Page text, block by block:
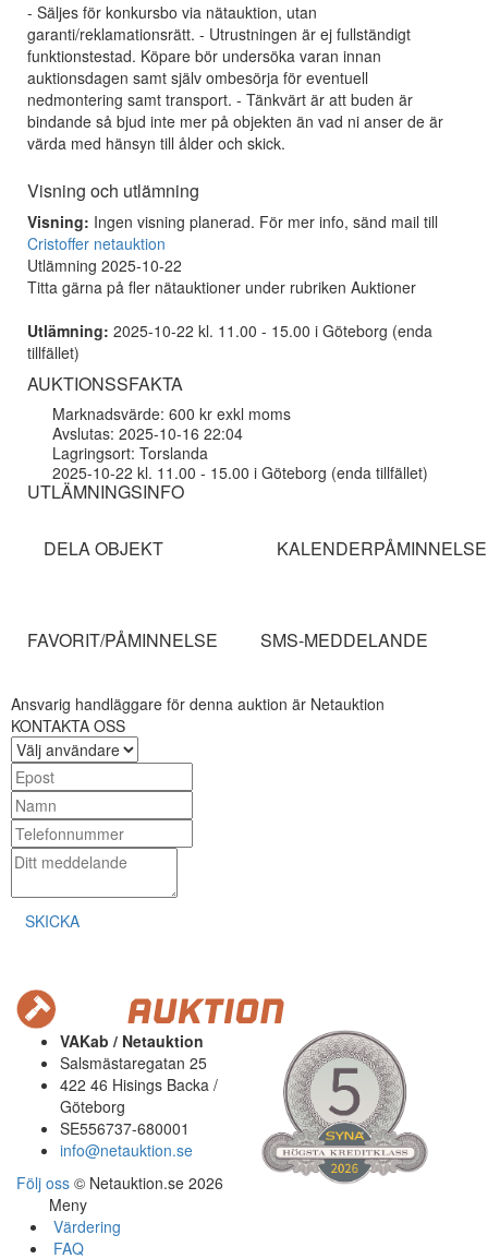
- Säljes för konkursbo via nätauktion, utan
garanti/reklamationsrätt. - Utrustningen är ej fullständigt
funktionstestad. Köpare bör undersöka varan innan
auktionsdagen samt själv ombesörja för eventuell
nedmontering samt transport. - Tänkvärt är att buden är
bindande så bjud inte mer på objekten än vad ni anser de är
värda med hänsyn till ålder och skick.
Visning och utlämning
Visning: Ingen visning planerad. För mer info, sänd mail till
Cristoffer netauktion
Utlämning 2025-10-22
Titta gärna på fler nätauktioner under rubriken Auktioner
Utlämning: 2025-10-22 kl. 11.00 - 15.00 i Göteborg (enda
tillfället)
AUKTIONSSFAKTA
Marknadsvärde: 600 kr exkl moms
Avslutas: 2025-10-16 22:04
Lagringsort: Torslanda
2025-10-22 kl. 11.00 - 15.00 i Göteborg (enda tillfället)
UTLÄMNINGSINFO
DELA OBJEKT KALENDERPÅMINNELSE
FAVORIT/PÅMINNELSE SMS-MEDDELANDE
Ansvarig handläggare för denna auktion är Netauktion
KONTAKTA OSS
SKICKA
VAKab / Netauktion
Salsmästaregatan 25
422 46 Hisings Backa /
Göteborg
SE556737-680001
info@netauktion.se
Följ oss © Netauktion.se 2026
Meny
Värdering
FAQ